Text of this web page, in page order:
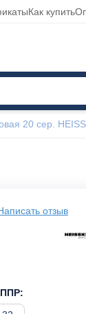
Как купить
20 сер.
отзыв